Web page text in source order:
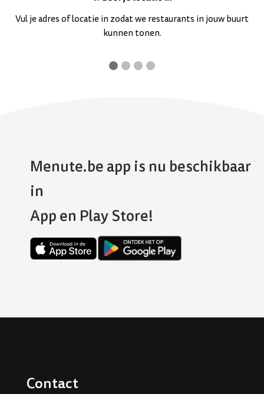
Vul je adres of locatie in zodat we restaurants in jouw buurt
kunnen tonen.
Menute.be app is nu beschikbaar
in
App en Play Store!
Contact